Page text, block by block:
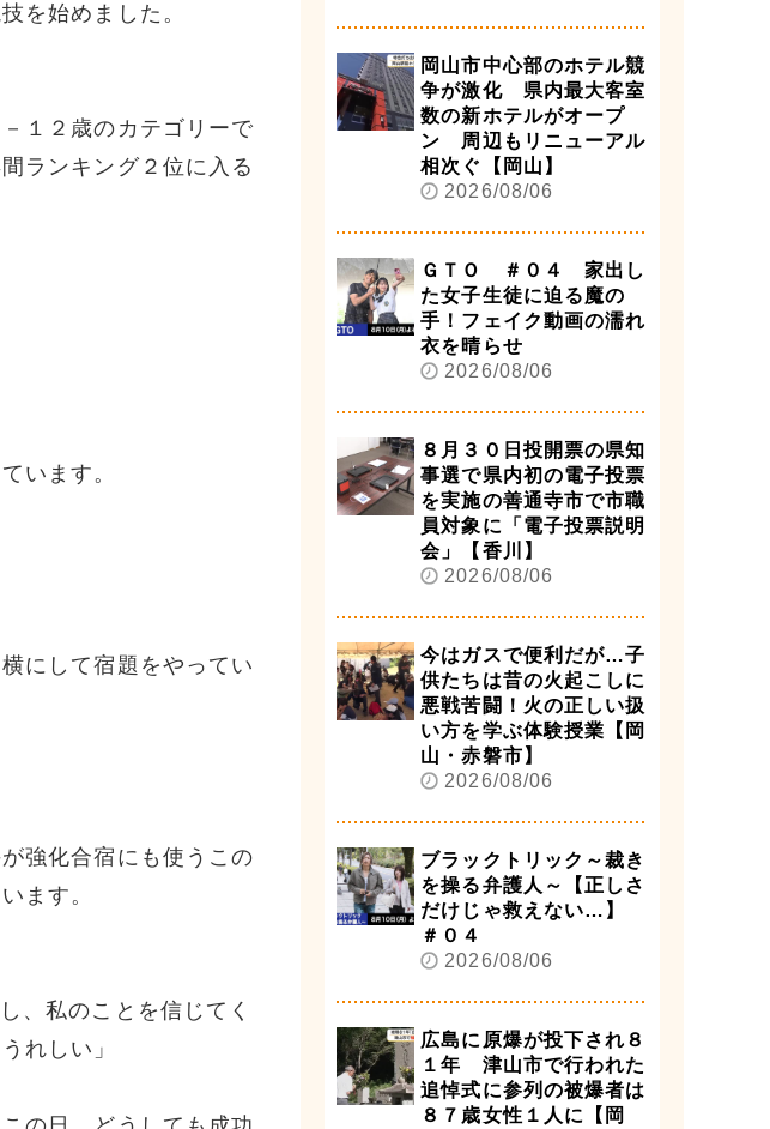
を始めました。
１２歳のカテゴリーで
ランキング２位に入る
います。
にして宿題をやってい
強化合宿にも使うこの
ます。
、私のことを信じてく
れしい」
岡山市中心部のホテル競
争が激化 県内最大客室
数の新ホテルがオープ
ン 周辺もリニューアル
相次ぐ【岡山】
2026/08/06
ＧＴＯ ＃０４ 家出し
た女子生徒に迫る魔の
手！フェイク動画の濡れ
衣を晴らせ
2026/08/06
８月３０日投開票の県知
事選で県内初の電子投票
を実施の善通寺市で市職
員対象に「電子投票説明
会」【香川】
2026/08/06
今はガスで便利だが…子
供たちは昔の火起こしに
悪戦苦闘！火の正しい扱
い方を学ぶ体験授業【岡
山・赤磐市】
2026/08/06
ブラックトリック～裁き
を操る弁護人～【正しさ
だけじゃ救えない…】
＃０４
2026/08/06
広島に原爆が投下され８
１年 津山市で行われた
追悼式に参列の被爆者は
８７歳女性１人に【岡